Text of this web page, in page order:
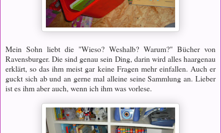
Mein Sohn liebt die "Wieso? Weshalb? Warum?" Bücher von
Ravensburger. Die sind genau sein Ding, darin wird alles haargenau
erklärt, so das ihm meist gar keine Fragen mehr einfallen. Auch er
guckt sich ab und an gerne mal alleine seine Sammlung an. Lieber
ist es ihm aber auch, wenn ich ihm was vorlese.